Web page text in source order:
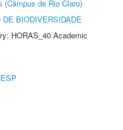
de Rio Claro)
DE BIODIVERSIDADE
HORAS_40 Academic